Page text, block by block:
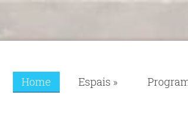
Home Espais »